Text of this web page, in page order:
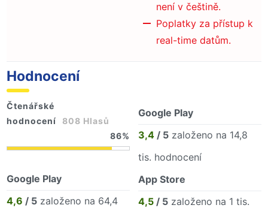
není v češtině.
Poplatky za přístup k
real-time datům.
Hodnocení
Čtenářské
hodnocení
808 Hlasů
86
Google Play
4,6 / 5 založeno na 64,4
Google Play
3,4 / 5 založeno na 14,8
tis. hodnocení
App Store
4,5 / 5 založeno na 1 tis.